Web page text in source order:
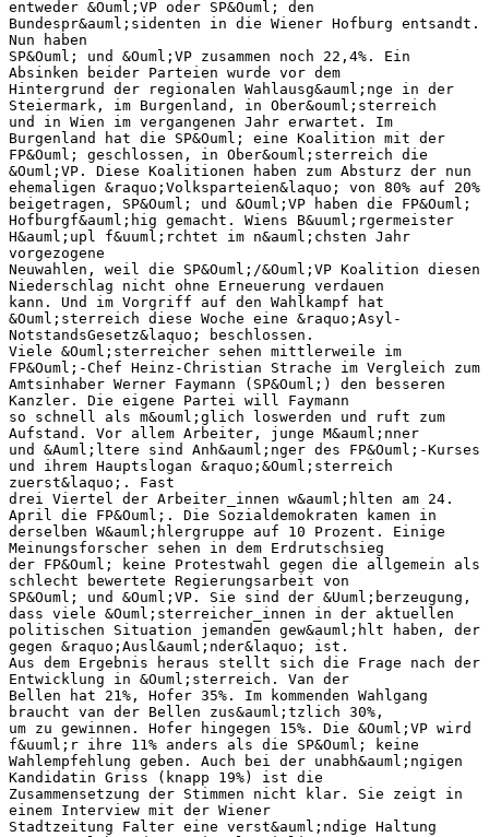
entweder &Ouml;VP oder SP&Ouml; den
Bundespr&auml;sidenten in die Wiener Hofburg entsandt.
Nun haben
SP&Ouml; und &Ouml;VP zusammen noch 22,4%. Ein
Absinken beider Parteien wurde vor dem
Hintergrund der regionalen Wahlausg&auml;nge in der
Steiermark, im Burgenland, in Ober&ouml;sterreich
und in Wien im vergangenen Jahr erwartet. Im
Burgenland hat die SP&Ouml; eine Koalition mit der
FP&Ouml; geschlossen, in Ober&ouml;sterreich die
&Ouml;VP. Diese Koalitionen haben zum Absturz der nun
ehemaligen &raquo;Volksparteien&laquo; von 80% auf 20%
beigetragen, SP&Ouml; und &Ouml;VP haben die FP&Ouml;
Hofburgf&auml;hig gemacht. Wiens B&uuml;rgermeister
H&auml;upl f&uuml;rchtet im n&auml;chsten Jahr
vorgezogene
Neuwahlen, weil die SP&Ouml;/&Ouml;VP Koalition diesen
Niederschlag nicht ohne Erneuerung verdauen
kann. Und im Vorgriff auf den Wahlkampf hat
&Ouml;sterreich diese Woche eine &raquo;Asyl-
NotstandsGesetz&laquo; beschlossen.
Viele &Ouml;sterreicher sehen mittlerweile im
FP&Ouml;-Chef Heinz-Christian Strache im Vergleich zum
Amtsinhaber Werner Faymann (SP&Ouml;) den besseren
Kanzler. Die eigene Partei will Faymann
so schnell als m&ouml;glich loswerden und ruft zum
Aufstand. Vor allem Arbeiter, junge M&auml;nner
und &Auml;ltere sind Anh&auml;nger des FP&Ouml;-Kurses
und ihrem Hauptslogan &raquo;&Ouml;sterreich
zuerst&laquo;. Fast
drei Viertel der Arbeiter_innen w&auml;hlten am 24.
April die FP&Ouml;. Die Sozialdemokraten kamen in
derselben W&auml;hlergruppe auf 10 Prozent. Einige
Meinungsforscher sehen in dem Erdrutschsieg
der FP&Ouml; keine Protestwahl gegen die allgemein als
schlecht bewertete Regierungsarbeit von
SP&Ouml; und &Ouml;VP. Sie sind der &Uuml;berzeugung,
dass viele &Ouml;sterreicher_innen in der aktuellen
politischen Situation jemanden gew&auml;hlt haben, der
gegen &raquo;Ausl&auml;nder&laquo; ist.
Aus dem Ergebnis heraus stellt sich die Frage nach der
Entwicklung in &Ouml;sterreich. Van der
Bellen hat 21%, Hofer 35%. Im kommenden Wahlgang
braucht van der Bellen zus&auml;tzlich 30%,
um zu gewinnen. Hofer hingegen 15%. Die &Ouml;VP wird
f&uuml;r ihre 11% anders als die SP&Ouml; keine
Wahlempfehlung geben. Auch bei der unabh&auml;ngigen
Kandidatin Griss (knapp 19%) ist die
Zusammensetzung der Stimmen nicht klar. Sie zeigt in
einem Interview mit der Wiener
Stadtzeitung Falter eine verst&auml;ndige Haltung